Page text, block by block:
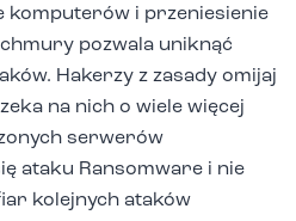
komputerów i przeniesienie
pozwala uniknąć
Hakerzy z zasady omijaj
na nich o wiele więcej
serwerów
ataku Ransomware i nie
kolejnych ataków